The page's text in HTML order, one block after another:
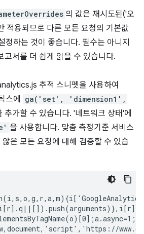
의 값은 재시도된('오
적용되므로 다른 모든 요청의 기본값
정하는 것이 좋습니다. 필수는 아니지
고서를 더 쉽게 읽을 수 있습니다.
추적 스니펫을 사용하여
스에
ga('set', 'dimension1',
추가할 수 있습니다. '네트워크 상태'에
을 사용합니다. 맞춤 측정기준 서비스
은 모든 요청에 대해 검증할 수 있습